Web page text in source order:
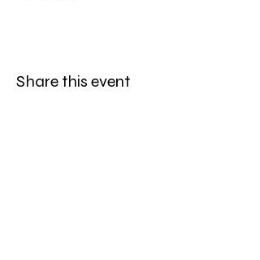
Share this event